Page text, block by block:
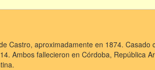
Castro, aproximadamente en 1874. Casado
Ambos fallecieron en Córdoba, República